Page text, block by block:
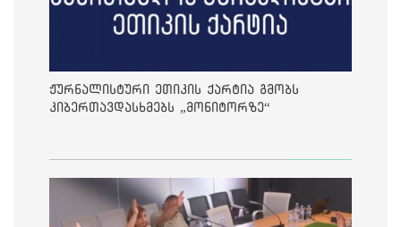
ჟურნალისტური ეთიკის ქარტია გმობს
კიბერთავდასხმებს „მონიტორზე“